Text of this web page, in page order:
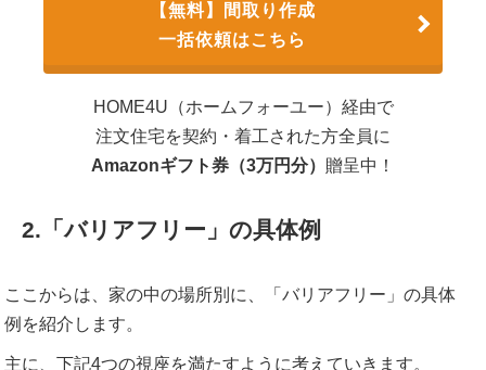
【無料】間取り作成
一括依頼はこちら
HOME4U（ホームフォーユー）経由で
注文住宅を契約・着工された方全員に
Amazonギフト券（3万円分） 贈呈中！
2.「バリアフリー」の具体例
ここからは、家の中の場所別に、「バリアフリー」の具体
例を紹介します。
主に、下記4つの視座を満たすように考えていきます。